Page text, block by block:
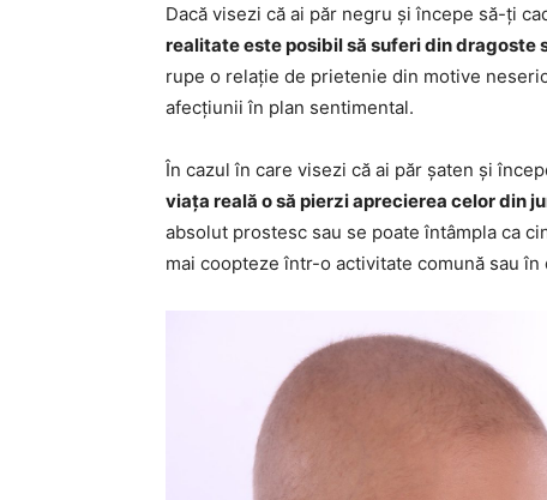
Dacă visezi că ai păr negru și începe să-ți
realitate este posibil să suferi din dragoste
rupe o relație de prietenie din motive
afecțiunii în plan sentimental.
În cazul în care visezi că ai păr șaten și
viața reală o să pierzi aprecierea celor din
absolut prostesc sau se poate întâmpla ca
mai coopteze într-o activitate comună sau în